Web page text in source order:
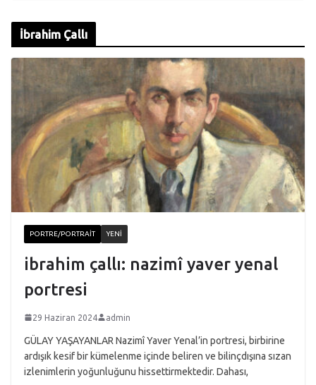
İbrahim Çallı
PORTRE/PORTRAIT YENI
ibrahim çallı: nazimî yaver yenal
portresi
29 Haziran 2024 admin
GÜLAY YAŞAYANLAR Nazimî Yaver Yenal’in portresi, birbirine
ardışık kesif bir kümelenme içinde beliren ve bilinçdışına sızan
izlenimlerin yoğunluğunu hissettirmektedir. Dahası,